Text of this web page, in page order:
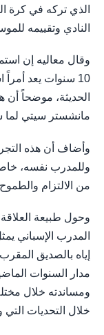
الذي تركه في كرة
النادي وتقييمه
وقال معاليه إن
10 سنوات يعد
الحديثة، موضحاً
مانشستر سيتي لما
وأضاف أن هذه
وللمدرب نفسه،
من الالتزام
وحول طبيعة العلاقة
المدرب الإسباني
إياه بالصديق
مدار السنوات
ومساندته خلال
خلال التحديات التي